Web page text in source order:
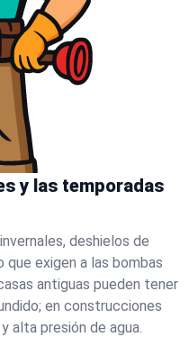
y las temporadas
deshielos de
exigen a las bombas
antiguas pueden tener
en construcciones
alta presión de agua.